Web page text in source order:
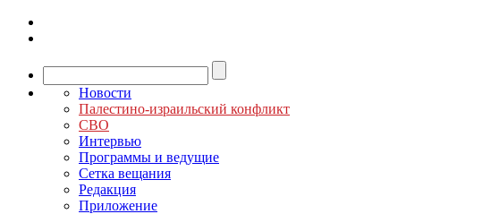
Новости
Палестино-израильский конфликт
СВО
Интервью
Программы и ведущие
Сетка вещания
Редакция
Приложение